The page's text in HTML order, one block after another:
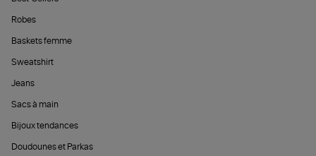
Robes
Baskets femme
Sweatshirt
Jeans
Sacs à main
Bijoux tendances
Doudounes et Parkas